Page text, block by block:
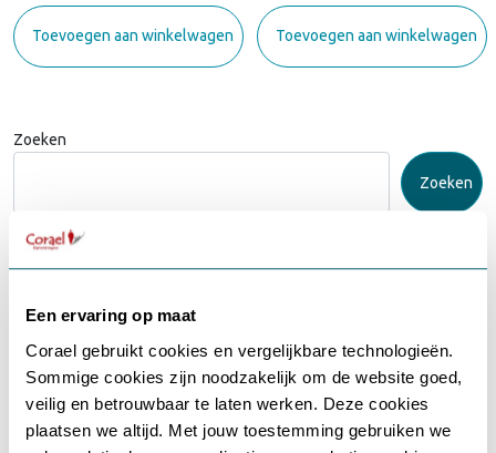
Een ervaring op maat
Corael gebruikt cookies en vergelijkbare technologieën.
Sommige cookies zijn noodzakelijk om de website goed,
veilig en betrouwbaar te laten werken. Deze cookies
plaatsen we altijd. Met jouw toestemming gebruiken we
Toevoegen aan winkelwagen Toevoegen aan winkelwagen
Zoeken
Zoeken
Recent Posts
Blog van Patrick: Loop jij risico op een burn-out?
Blog van Patrick: Wees mild, altijd!
BIRD & Corael bundelen krachten in duurzame samenwerking
rondom Herbeslissingsaanbod
Recent Comments
Gebruikersnaam of e-mailadres*